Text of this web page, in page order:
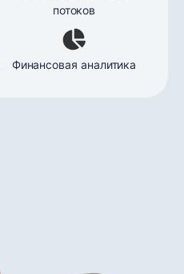
потоков
Финансовая аналитика